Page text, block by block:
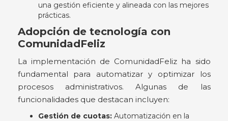
una gestión eficiente y alineada con las mejores
prácticas.
Adopción de tecnología con
ComunidadFeliz
La implementación de ComunidadFeliz ha sido
fundamental para automatizar y optimizar los
procesos administrativos. Algunas de las
funcionalidades que destacan incluyen:
Gestión de cuotas:Automatización en la